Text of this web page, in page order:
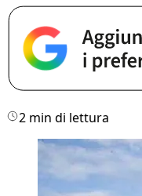
2 min di lettura